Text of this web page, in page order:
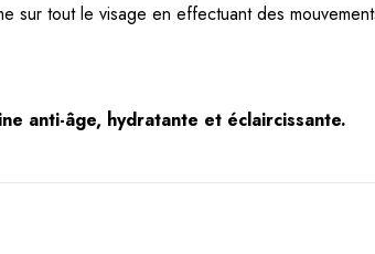
sur tout le visage en effectuant des
anti-âge, hydratante et éclaircissante.